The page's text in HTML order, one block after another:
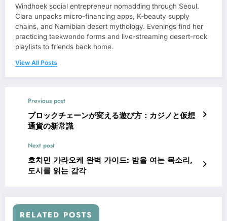
Windhoek social entrepreneur nomadding through Seoul.
Clara unpacks micro-financing apps, K-beauty supply
chains, and Namibian desert mythology. Evenings find her
practicing taekwondo forms and live-streaming desert-rock
playlists to friends back home.
View All Posts
Previous post
ブロックチェーンが変える遊び方：カジノと仮想
通貨の新常識
Next post
호치민 가라오케 완벽 가이드: 밤을 여는 목소리,
도시를 읽는 감각
RELATED POSTS